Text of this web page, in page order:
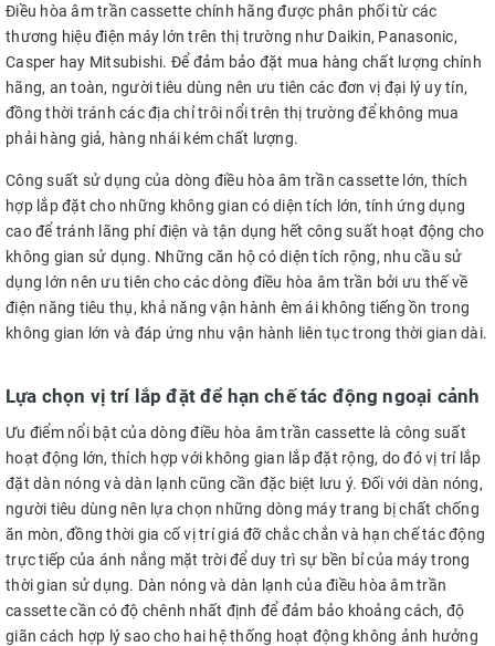
Điều hòa âm trần cassette chính hãng được phân phối từ các
thương hiệu điện máy lớn trên thị trường như Daikin, Panasonic,
Casper hay Mitsubishi. Để đảm bảo đặt mua hàng chất lượng chính
hãng, an toàn, người tiêu dùng nên ưu tiên các đơn vị đại lý uy tín,
đồng thời tránh các địa chỉ trôi nổi trên thị trường để không mua
phải hàng giả, hàng nhái kém chất lượng.
Công suất sử dụng của dòng điều hòa âm trần cassette lớn, thích
hợp lắp đặt cho những không gian có diện tích lớn, tính ứng dụng
cao để tránh lãng phí điện và tận dụng hết công suất hoạt động cho
không gian sử dụng. Những căn hộ có diện tích rộng, nhu cầu sử
dụng lớn nên ưu tiên cho các dòng điều hòa âm trần bởi ưu thế về
điện năng tiêu thụ, khả năng vận hành êm ái không tiếng ồn trong
không gian lớn và đáp ứng nhu vận hành liên tục trong thời gian dài.
Lựa chọn vị trí lắp đặt để hạn chế tác động ngoại cảnh
Ưu điểm nổi bật của dòng điều hòa âm trần cassette là công suất
hoạt động lớn, thích hợp với không gian lắp đặt rộng, do đó vị trí lắp
đặt dàn nóng và dàn lạnh cũng cần đặc biệt lưu ý. Đối với dàn nóng,
người tiêu dùng nên lựa chọn những dòng máy trang bị chất chống
ăn mòn, đồng thời gia cố vị trí giá đỡ chắc chắn và hạn chế tác động
trực tiếp của ánh nắng mặt trời để duy trì sự bền bỉ của máy trong
thời gian sử dụng. Dàn nóng và dàn lạnh của điều hòa âm trần
cassette cần có độ chênh nhất định để đảm bảo khoảng cách, độ
giãn cách hợp lý sao cho hai hệ thống hoạt động không ảnh hưởng